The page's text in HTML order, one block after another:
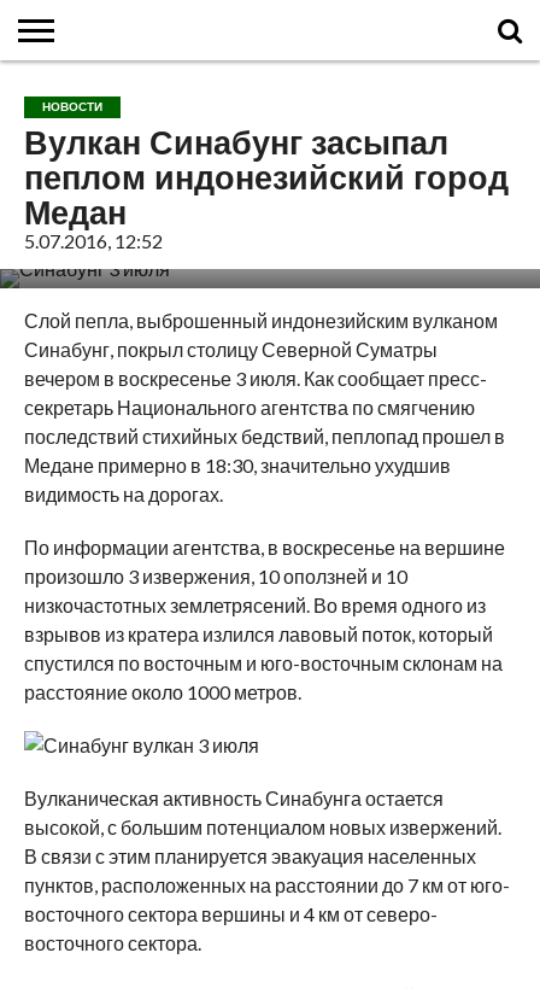
О
ВУЛКАНАХ
ВУЛКАНЫ
МИРА
КАЛЬДЕРЫ
НОВОСТИ
ФАКТЫ
ИСТОРИЯ
МОНИТОРИНГ
ВИДЕО
ТУРИСТАМ
О
САЙТЕ
КАРТА
САЙТА
КОНТАКТЫ
НОВОСТИ
Вулкан Синабунг засыпал
пеплом индонезийский город
Медан
5.07.2016, 12:52
Слой пепла, выброшенный индонезийским вулканом
Синабунг, покрыл столицу Северной Суматры
вечером в воскресенье 3 июля.Как сообщает пресс-
секретарь Национального агентства по смягчению
последствий стихийных бедствий, пеплопад прошел в
Медане примерно в 18:30, значительно ухудшив
видимость на дорогах.
По информации агентства, в воскресенье на вершине
произошло 3 извержения, 10 оползней и 10
низкочастотных землетрясений. Во время одного из
взрывов из кратера излился лавовый поток, который
спустился по восточным и юго-восточным склонам на
расстояние около 1000 метров.
Вулканическая активность Синабунга остается
высокой, с большим потенциалом новых извержений.
В связи с этим планируется эвакуация населенных
пунктов, расположенных на расстоянии до 7 км от юго-
восточного сектора вершины и 4 км от северо-
восточного сектора.